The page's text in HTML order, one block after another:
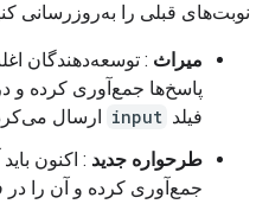
نوبت‌های قبلی را به‌روزرسانی
میراث : توسعه‌دهندگان
پاسخ‌ها جمع‌آوری کرده و
فیلد input ارسال
طرحواره جدید : اکنون باید
جمع‌آوری کرده و آن را در